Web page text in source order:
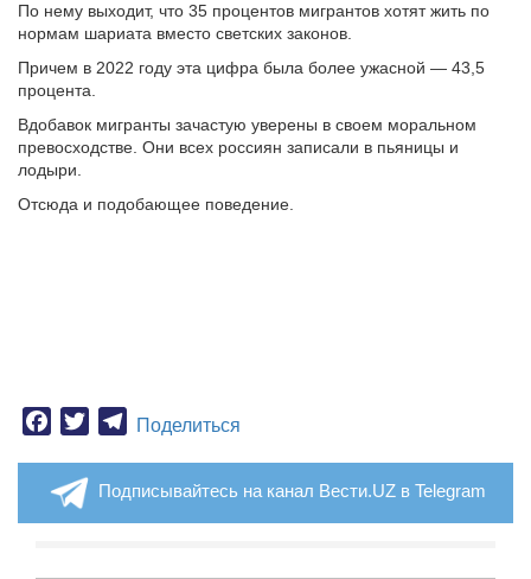
По нему выходит, что 35 процентов мигрантов хотят жить по
нормам шариата вместо светских законов.
Причем в 2022 году эта цифра была более ужасной — 43,5
процента.
Вдобавок мигранты зачастую уверены в своем моральном
превосходстве. Они всех россиян записали в пьяницы и
лодыри.
Отсюда и подобающее поведение.
Facebook
TwitterTelegram
Поделиться
Подписывайтесь на канал Вести.UZ в Telegram